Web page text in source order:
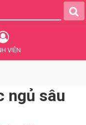
VIÊN
ngủ sâu